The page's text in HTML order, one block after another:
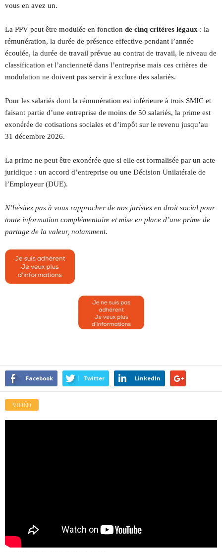
vous en avez un.
La PPV peut être modulée en fonction de cinq critères légaux : la
rémunération, la durée de présence effective pendant l’année
écoulée, la durée de travail prévue au contrat de travail, le niveau de
classification et l’ancienneté dans l’entreprise mais ces critères de
modulation ne doivent pas servir à exclure des salariés.
Pour les salariés dont la rémunération est inférieure à trois SMIC et
faisant partie d’une entreprise de moins de 50 salariés, la prime est
exonérée de cotisations sociales et d’impôt sur le revenu jusqu’au
31 décembre 2026.
La prime ne peut être exonérée que si elle est formalisée par un acte
juridique : un accord d’entreprise ou une Décision Unilatérale de
l’Employeur (DUE).
N’hésitez pas à vous rapprocher de nos juristes en droit social pour
toute information complémentaire et mise en place d’une prime de
partage de la valeur, notamment.
Facebook Twitter LinkedIn
VIDÉO